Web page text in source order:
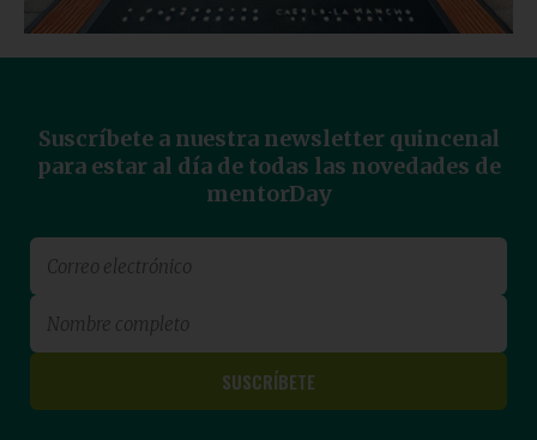
Suscríbete a nuestra newsletter quincenal
para estar al día de todas las novedades de
mentorDay